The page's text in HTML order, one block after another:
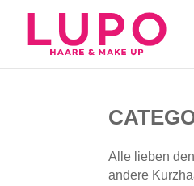
Alle lieben
andere